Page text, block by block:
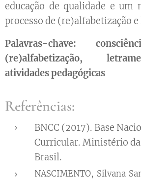
educação de qualidade e um
processo de (re)alfabetização
Palavras-chave:
(re)alfabetização,
atividades pedagógicas
Referências:
BNCC (2017). Base
Curricular. Ministério da
Brasil.
NASCIMENTO, Silvana